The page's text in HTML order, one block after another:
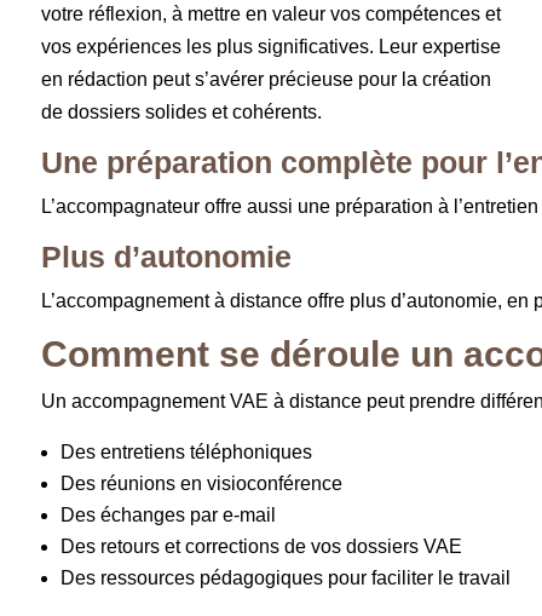
votre réflexion, à mettre en valeur vos compétences et
vos expériences les plus significatives. Leur expertise
en rédaction peut s’avérer précieuse pour la création
de dossiers solides et cohérents.
Une préparation complète pour
L’accompagnateur offre aussi une préparation à
Plus d’autonomie
L’accompagnement à distance offre plus d’autonomie,
Comment se déroule un
Un accompagnement VAE à distance peut prendre
Des entretiens téléphoniques
Des réunions en visioconférence
Des échanges par e-mail
Des retours et corrections de vos dossiers VAE
Des ressources pédagogiques pour faciliter le travail